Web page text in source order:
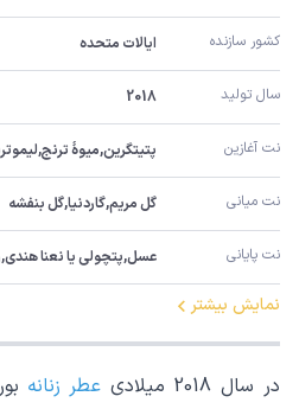
کشور سازنده ایالات متحده
سال تولید 2018
نت آغازین پتیتگرین,میوۀ
نت میانی گل مریم,گاردنیا,گل بنفشه
نت پایانی عسل,پتچولی یا نعنا
نمایش بیشتر
در سال 2018 میلادی عطر زنانه